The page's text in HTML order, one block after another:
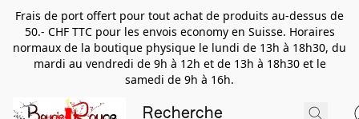
Frais de port offert pour tout achat de produits au-dessus de
50.- CHF TTC pour les envois economy en Suisse. Horaires
normaux de la boutique physique le lundi de 13h à 18h30, du
mardi au vendredi de 9h à 12h et de 13h à 18h30 et le
samedi de 9h à 16h.